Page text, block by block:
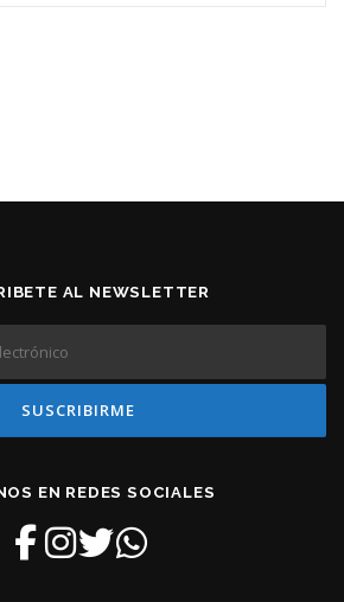
AL NEWSLETTER
EN REDES SOCIALES